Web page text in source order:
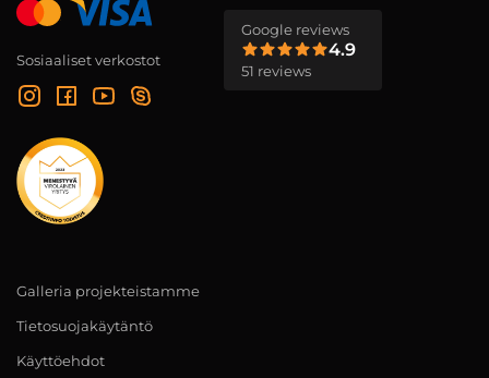
Sosiaaliset verkostot
Google reviews
4.9
51 reviews
Galleria projekteistamme
Tietosuojakäytäntö
Käyttöehdot